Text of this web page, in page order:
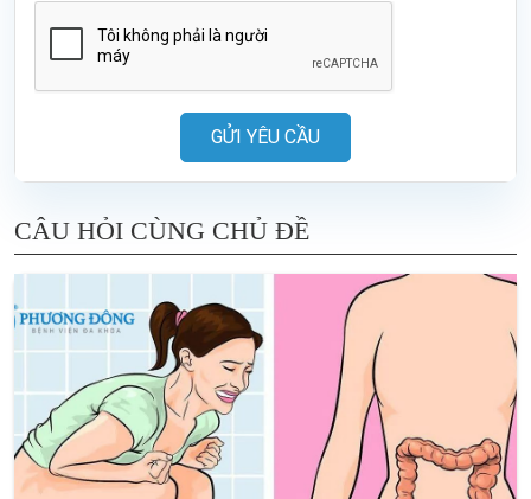
GỬI YÊU CẦU
CÂU HỎI CÙNG CHỦ ĐỀ